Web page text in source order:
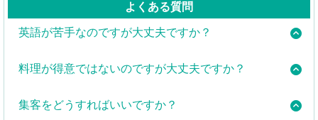
よくある質問
英語が苦手なのですが大丈夫ですか？
理についての知識と経験です。講座で必要な英語表現
料理が得意ではないのですが大丈夫ですか？
理の作り方を中心に学びます。
集客をどうすればいいですか？